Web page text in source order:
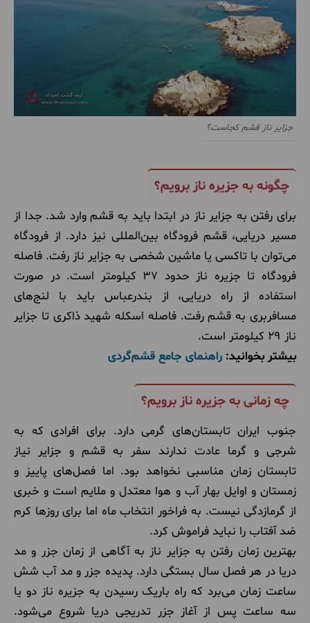
جزایر ناز قشم کجاست؟
چگونه به جزیره ناز برویم؟
برای رفتن به جزایر ناز در ابتدا باید به قشم وارد شد. جدا از
مسیر دریایی، قشم فرودگاه بین‌المللی نیز دارد. از فرودگاه
می‌توان با تاکسی یا ماشین شخصی به جزایر ناز رفت. فاصله
فرودگاه تا جزیره ناز حدود 37 کیلومتر است. در صورت
استفاده از راه دریایی، از بندرعباس باید با لنج‌های
مسافربری به قشم رفت. فاصله اسکله شهید ذاکری تا جزایر
ناز 29 کیلومتر است.
بیشتر بخوانید: راهنمای جامع قشم‌گردی
چه زمانی به جزیره ناز برویم؟
جنوب ایران تابستان‌های گرمی دارد. برای افرادی که به
شرجی و گرما عادت ندارند سفر به قشم و جزایر نیاز
تابستان زمان مناسبی نخواهد بود. اما فصل‌های پاییز و
زمستان و اوایل بهار آب و هوا معتدل و ملایم است و خبری
از گرمازدگی نیست. به فراخور انتخاب ماه اما برای روزها کرم
ضد آفتاب را نباید فراموش کرد.
بهترین زمان رفتن به جزایر ناز به آگاهی از زمان جزر و مد
دریا در هر فصل سال بستگی دارد. پدیده جزر و مد آب شش
ساعت زمان می‌برد که راه باریک رسیدن به جزیره ناز دو یا
سه ساعت پس از آغاز جزر تدریجی دریا شروع می‌شود.